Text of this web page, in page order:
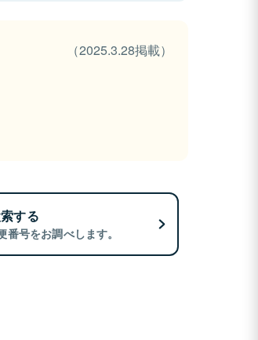
（2025.3.28掲載）
する
号をお調べします。